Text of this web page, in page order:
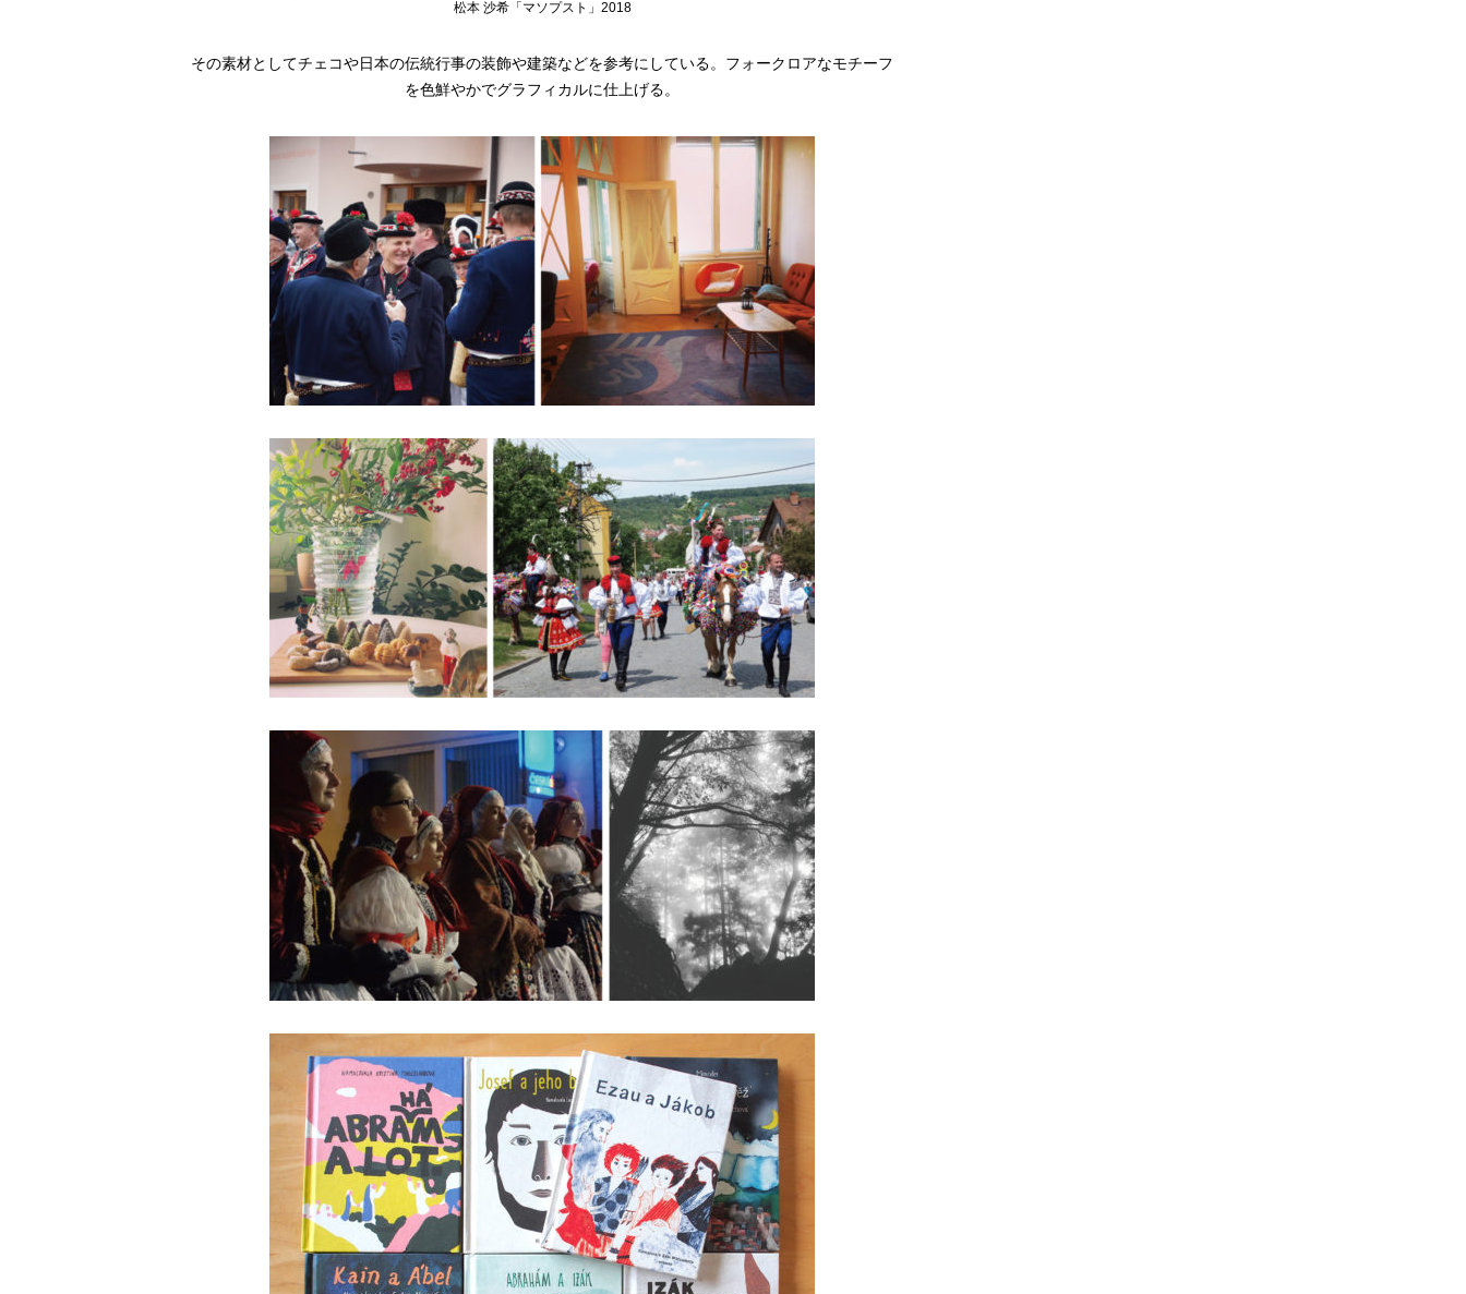
松本 沙希「マソプスト」2018
その素材としてチェコや日本の伝統行事の装飾や建築などを参考にしている。フォークロアなモチーフ
を色鮮やかでグラフィカルに仕上げる。